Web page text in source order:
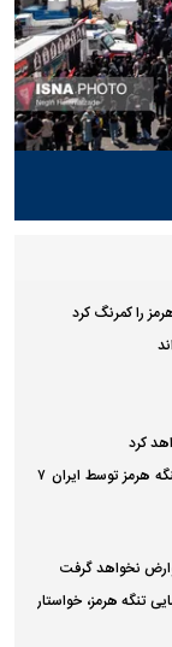
را کمرنگ کرد
کرد
عضو کمیسیون امنیت ملی: عوارض تعیین شده برای تنگه هرمز توسط ایران ۷
نخواهد گرفت
تنگه هرمز، خواستار